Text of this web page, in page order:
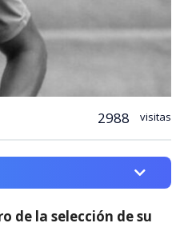
2988 visitas
de la selección de su